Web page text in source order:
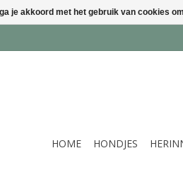
HOME HONDJES
je akkoord met het gebruik van cookies